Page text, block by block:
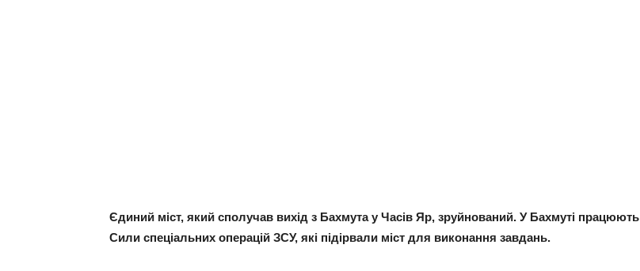
Єдиний міст, який сполучав вихід з Бахмута у Часів Яр, зруйнований. У Бахмуті працюють
Сили спеціальних операцій ЗСУ, які підірвали міст для виконання завдань.